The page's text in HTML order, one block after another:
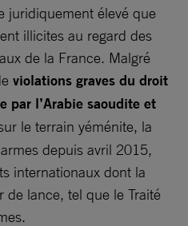
juridiquement élevé que
illicites au regard des
de la France. Malgré
violations graves du droit
par l’Arabie saoudite et
le terrain yéménite, la
depuis avril 2015,
internationaux dont la
de lance, tel que le Traité